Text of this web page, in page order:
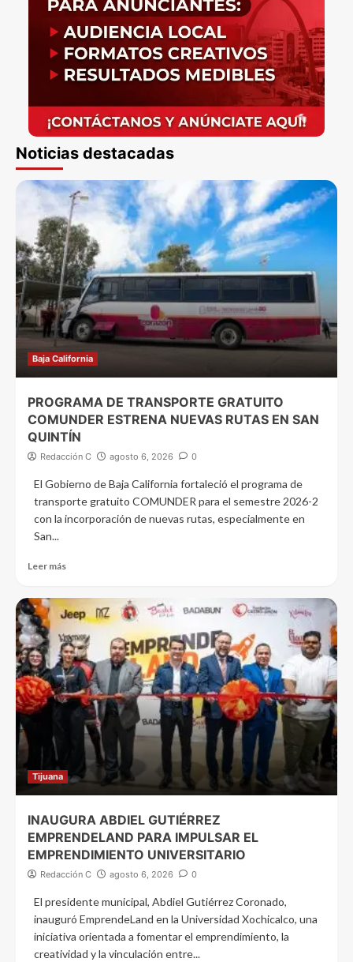
Noticias destacadas
Baja California
PROGRAMA DE TRANSPORTE GRATUITO
COMUNDER ESTRENA NUEVAS RUTAS EN SAN
QUINTÍN
Redacción C agosto 6, 2026 0
El Gobierno de Baja California fortaleció el programa de
transporte gratuito COMUNDER para el semestre 2026-2
con la incorporación de nuevas rutas, especialmente en
San...
Leer más
Tijuana
INAUGURA ABDIEL GUTIÉRREZ
EMPRENDELAND PARA IMPULSAR EL
EMPRENDIMIENTO UNIVERSITARIO
Redacción C agosto 6, 2026 0
El presidente municipal, Abdiel Gutiérrez Coronado,
inauguró EmprendeLand en la Universidad Xochicalco, una
iniciativa orientada a fomentar el emprendimiento, la
creatividad y la vinculación entre...